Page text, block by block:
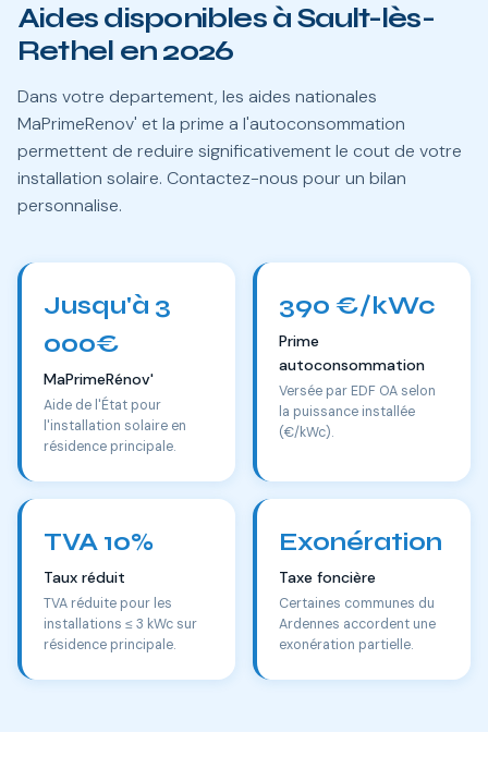
Aides disponibles à Sault-lès-
Rethel en 2026
Dans votre departement, les aides nationales
MaPrimeRenov' et la prime a l'autoconsommation
permettent de reduire significativement le cout de votre
installation solaire. Contactez-nous pour un bilan
personnalise.
Jusqu'à 3
000€
MaPrimeRénov'
Aide de l'État pour
l'installation solaire en
résidence principale.
390 €/kWc
Prime
autoconsommation
Versée par EDF OA selon
la puissance installée
(€/kWc).
TVA 10%
Taux réduit
TVA réduite pour les
installations ≤ 3 kWc sur
résidence principale.
Exonération
Taxe foncière
Certaines communes du
Ardennes accordent une
exonération partielle.